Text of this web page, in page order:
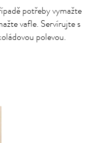
potřeby vymažte
vafle. Servírujte s
polevou.